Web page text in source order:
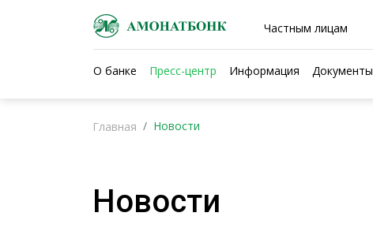
Частным лицам
О банке Пресс-центр Информация Документы
Главная Новости
Новости